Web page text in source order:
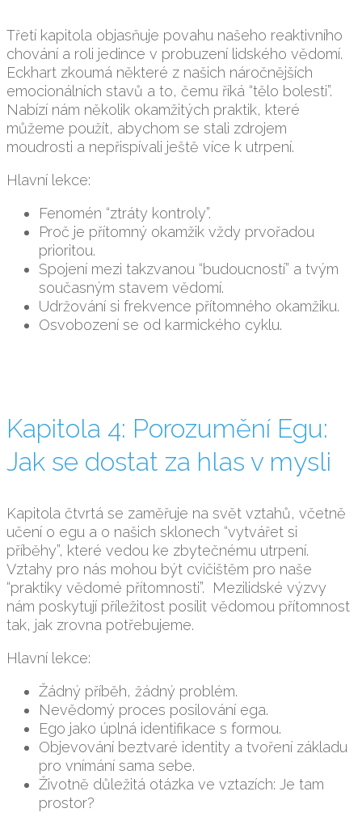
Třetí kapitola objasňuje povahu našeho reaktivního
chování a roli jedince v probuzení lidského vědomí.
Eckhart zkoumá některé z našich náročnějších
emocionálních stavů a to, čemu říká “tělo bolesti”.
Nabízí nám několik okamžitých praktik, které
můžeme použít, abychom se stali zdrojem
moudrosti a nepřispívali ještě více k utrpení.
Hlavní lekce:
Fenomén “ztráty kontroly”.
Proč je přítomný okamžik vždy prvořadou
prioritou.
Spojení mezi takzvanou “budoucností” a tvým
současným stavem vědomí.
Udržování si frekvence přítomného okamžiku.
Osvobození se od karmického cyklu.
Kapitola 4: Porozumění Egu:
Jak se dostat za hlas v mysli
Kapitola čtvrtá se zaměřuje na svět vztahů, včetně
učení o egu a o našich sklonech “vytvářet si
příběhy”, které vedou ke zbytečnému utrpení.
Vztahy pro nás mohou být cvičištěm pro naše
“praktiky vědomé přítomnosti”. Mezilidské výzvy
nám poskytují příležitost posílit vědomou přítomnost
tak, jak zrovna potřebujeme.
Hlavní lekce:
Žádný příběh, žádný problém.
Nevědomý proces posilování ega.
Ego jako úplná identifikace s formou.
Objevování beztvaré identity a tvoření základu
pro vnímání sama sebe.
Životně důležitá otázka ve vztazích: Je tam
prostor?